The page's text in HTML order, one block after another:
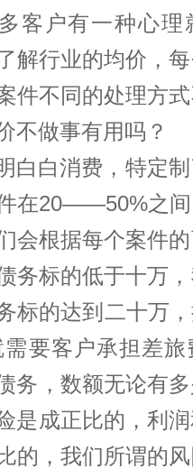
户有一种心理
解行业的均价，
件不同的处理方
不做事有用吗？
白白消费，特定
在20——50%之间
会根据每个案件
务标的低于十万
标的达到二十万
要客户承担差旅
务，数额无论有
是成正比的，利
的，我们所谓的